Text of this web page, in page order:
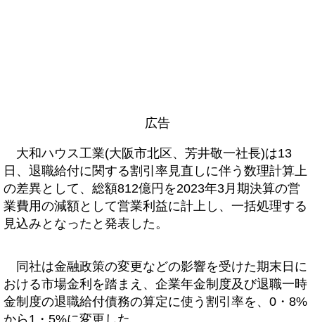
広告
大和ハウス工業(大阪市北区、芳井敬一社長)は13
日、退職給付に関する割引率見直しに伴う数理計算上
の差異として、総額812億円を2023年3月期決算の営
業費用の減額として営業利益に計上し、一括処理する
見込みとなったと発表した。
同社は金融政策の変更などの影響を受けた期末日に
おける市場金利を踏まえ、企業年金制度及び退職一時
金制度の退職給付債務の算定に使う割引率を、0・8%
から1・5%に変更した。